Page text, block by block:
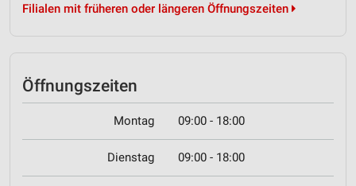
Filialen mit früheren oder längeren Öffnungszeiten
Öffnungszeiten
Montag 09:00 - 18:00
Dienstag 09:00 - 18:00